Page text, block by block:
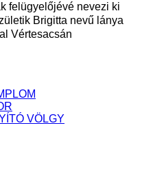
felügyelőjévé nevezi ki
Brigitta nevű lánya
Vértesacsán
VÖLGY